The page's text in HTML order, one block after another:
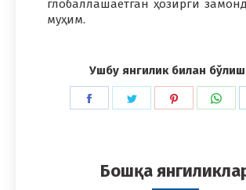
глобаллашаётган ҳозирги
муҳим.
Ушбу янгилик билан
Share
Share
Share
Бошқа